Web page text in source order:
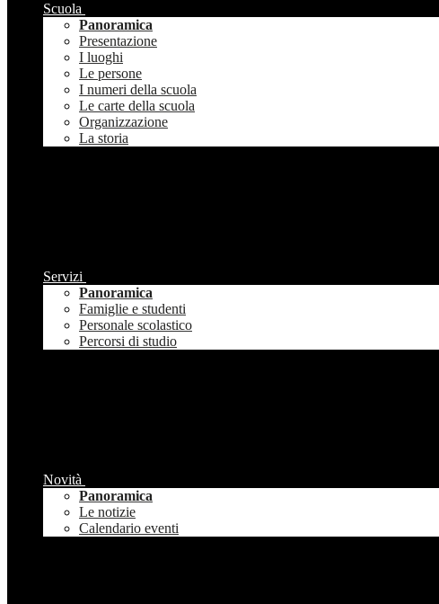
Scuola
Panoramica
Presentazione
I luoghi
Le persone
I numeri della scuola
Le carte della scuola
Organizzazione
La storia
Servizi
Panoramica
Famiglie e studenti
Personale scolastico
Percorsi di studio
Novità
Panoramica
Le notizie
Calendario eventi